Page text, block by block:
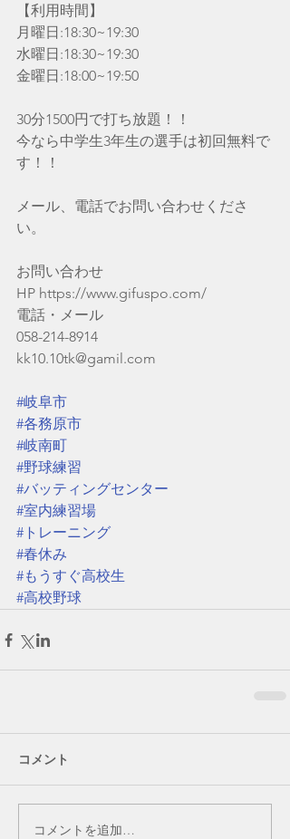
【利用時間】
月曜日:18:30~19:30
水曜日:18:30~19:30
金曜日:18:00~19:50
30分1500円で打ち放題！！
今なら中学生3年生の選手は初回無料で
す！！
メール、電話でお問い合わせくださ
い。
お問い合わせ
HP https://www.gifuspo.com/
電話・メール
058-214-8914
kk10.10tk@gamil.com
#岐阜市
#各務原市
#岐南町
#野球練習
#バッティングセンター
#室内練習場
#トレーニング
#春休み
#もうすぐ高校生
#高校野球
コメント
コメントを追加…